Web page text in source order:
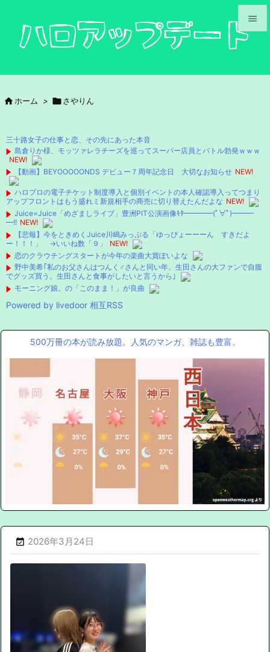



次へ

 ホーム > さやりん
三十路女子の仕事と恋、その先にあった本音
島倉りか様、モッツァレラチーズを巡ってスーパー店員とバトル勃発ｗｗｗ
NEW!
【動画】BEYOOOOONDS デビュー７周年記念日 大切なお知らせ NEW!
ハロプロの電子チケット制度導入と個別イベントの本人確認導入ってつまり
アップフロントはもう盛れミ新規相手の商売に切り替えたんだよな NEW!
Juice=Juice「めざましライブ」豊洲PIT公演画像ｷﾀ━━━━(ﾟ∀ﾟ)━━━
━!! NEW!
【悲報】今をときめくJuice川嶋みっぷる「ゆっぴょーーーん すきだよ
ー！！！」 →いいね数「９」
NEW!
恋のクラウチングスタートが今年の楽曲大賞ぽいよな
野中美希｢私のお父さんはつんく♂さんと同い年。生田さんの大ファンで自腹
でグッズ買う。生田さんと食事がしたいと言うから｣
モーニング娘。の「このまま！」が良曲
Powered by livedoor 相互RSS
500万冊の本が読み放題。人気のマンガ、雑誌も豊富。
 2026年3月24日